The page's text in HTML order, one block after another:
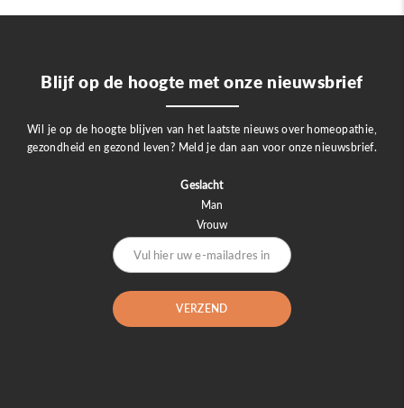
Blijf op de hoogte met onze nieuwsbrief
Wil je op de hoogte blijven van het laatste nieuws over homeopathie,
gezondheid en gezond leven? Meld je dan aan voor onze nieuwsbrief.
Geslacht
Man
Vrouw